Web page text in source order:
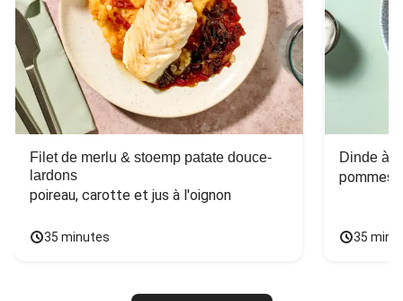
Filet de merlu & stoemp patate douce-
lardons
poireau, carotte et jus à l'oignon
35 minutes
Dinde à
pommes
35